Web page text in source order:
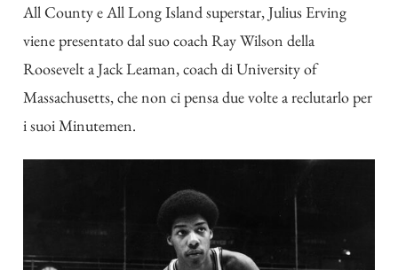
All County e All Long Island superstar, Julius Erving
viene presentato dal suo coach Ray Wilson della
Roosevelt a Jack Leaman, coach di University of
Massachusetts, che non ci pensa due volte a reclutarlo per
i suoi Minutemen.